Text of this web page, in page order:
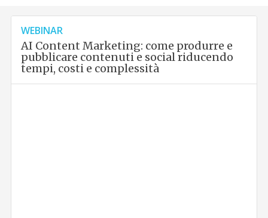
WEBINAR
AI Content Marketing: come produrre e
pubblicare contenuti e social riducendo
tempi, costi e complessità